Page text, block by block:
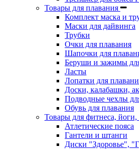
Товары для плавания
Комплект маска и
Маски для дайвинга
Трубки
Очки для плавания
Шапочки для
Беруши и зажимы
Ласты
Лопатки для
Доски, калабашки,
Подводные чехлы
Обувь для плавания
Товары для фитнеса, йоги,
Атлетические пояса
Гантели и штанги
Диски "Здоровье",